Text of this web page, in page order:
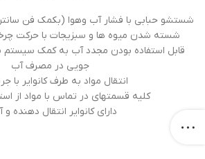
شستشو حبابی با فشار آب وهوا (بکمک فن
شسته شدن ميوه ها و سبزيجات با حركت
قابل استفاده بودن مجدد آب به كمك سيستم
جويي در مصرف آب
انتقال مواد به طرف كانواير با
کليه قسمتهای در تماس با مواد از
دارای کانواير انتقال دهنده و